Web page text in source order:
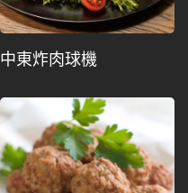
中東炸肉球機